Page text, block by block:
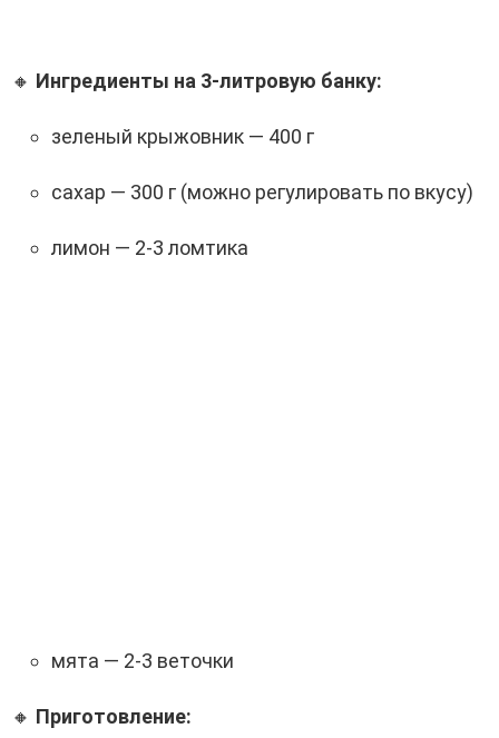
🔸 Ингредиенты на 3-литровую банку:
зеленый крыжовник — 400 г
сахар — 300 г (можно регулировать по вкусу)
лимон — 2-3 ломтика
мята — 2-3 веточки
🔸 Приготовление: